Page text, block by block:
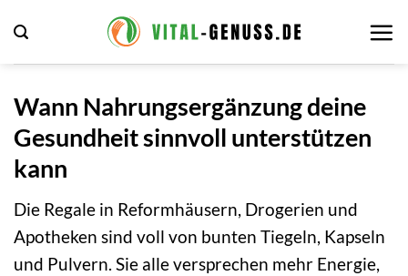
Inhalt
springen
Wann Nahrungsergänzung deine
Gesundheit sinnvoll unterstützen
kann
Die Regale in Reformhäusern, Drogerien und
Apotheken sind voll von bunten Tiegeln, Kapseln
und Pulvern. Sie alle versprechen mehr Energie,